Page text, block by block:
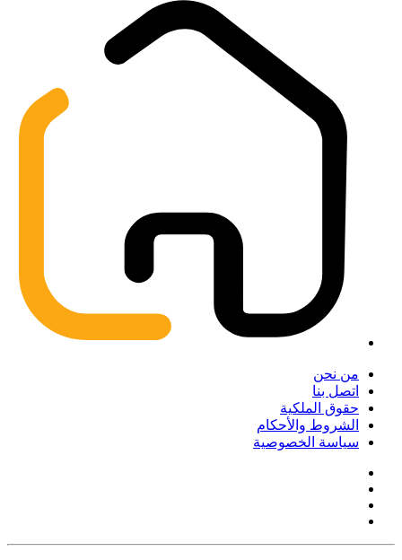
من نحن
اتصل بنا
حقوق الملكية
الشروط والأحكام
سياسة الخصوصية